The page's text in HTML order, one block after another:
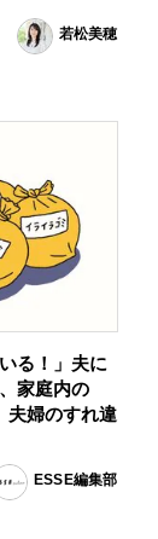
若松美穂
る！」夫に
家庭内の
夫婦のすれ違
ESSE編集部